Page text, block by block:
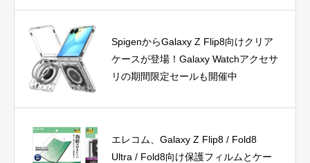
SpigenからGalaxy Z Flip8向けクリア
ケースが登場！Galaxy Watchアクセサ
リの期間限定セールも開催中
エレコム、Galaxy Z Flip8 / Fold8
Ultra / Fold8向け保護フィルムとケー